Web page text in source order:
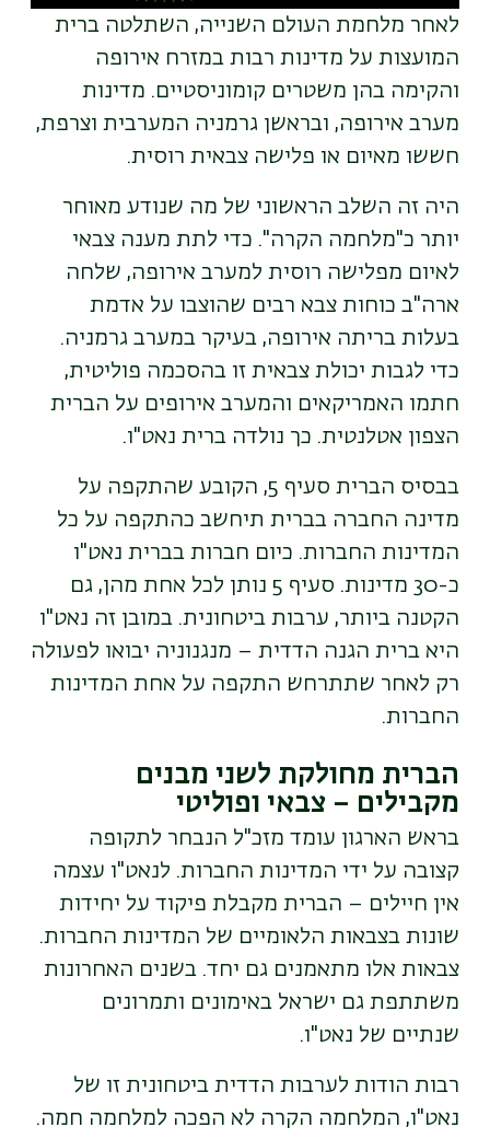
לאחר מלחמת העולם השנייה, השתלטה ברית
המועצות על מדינות רבות במזרח אירופה
והקימה בהן משטרים קומוניסטיים. מדינות
מערב אירופה, ובראשן גרמניה המערבית וצרפת,
חששו מאיום או פלישה צבאית רוסית.
היה זה השלב הראשוני של מה שנודע מאוחר
יותר כ"מלחמה הקרה". כדי לתת מענה צבאי
לאיום מפלישה רוסית למערב אירופה, שלחה
ארה"ב כוחות צבא רבים שהוצבו על אדמת
בעלות בריתה אירופה, בעיקר במערב גרמניה.
כדי לגבות יכולת צבאית זו בהסכמה פוליטית,
חתמו האמריקאים והמערב אירופים על הברית
הצפון אטלנטית. כך נולדה ברית נאט"ו.
בבסיס הברית סעיף 5, הקובע שהתקפה על
מדינה החברה בברית תיחשב כהתקפה על כל
המדינות החברות. כיום חברות בברית נאט"ו
כ-30 מדינות. סעיף 5 נותן לכל אחת מהן, גם
הקטנה ביותר, ערבות ביטחונית. במובן זה נאט"ו
היא ברית הגנה הדדית – מנגנוניה יבואו לפעולה
רק לאחר שתתרחש התקפה על אחת המדינות
החברות.
הברית מחולקת לשני מבנים
מקבילים – צבאי ופוליטי
בראש הארגון עומד מזכ"ל הנבחר לתקופה
קצובה על ידי המדינות החברות. לנאט"ו עצמה
אין חיילים – הברית מקבלת פיקוד על יחידות
שונות בצבאות הלאומיים של המדינות החברות.
צבאות אלו מתאמנים גם יחד. בשנים האחרונות
משתתפת גם ישראל באימונים ותמרונים
שנתיים של נאט"ו.
רבות הודות לערבות הדדית ביטחונית זו של
נאט"ו, המלחמה הקרה לא הפכה למלחמה חמה.